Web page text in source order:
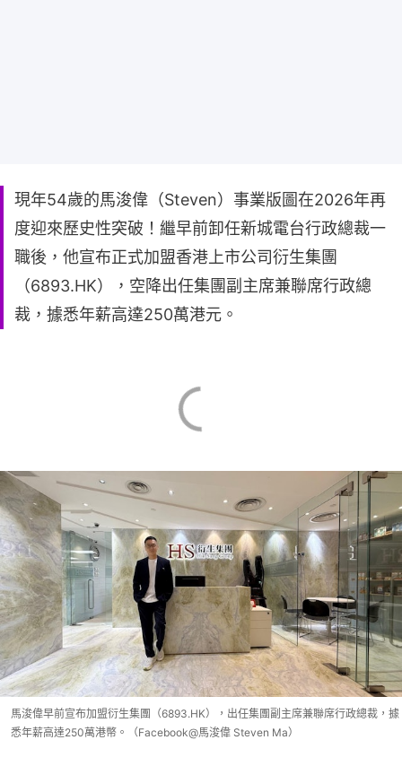
現年54歲的馬浚偉（Steven）事業版圖在2026年再
度迎來歷史性突破！繼早前卸任新城電台行政總裁一
職後，他宣布正式加盟香港上市公司衍生集團
（6893.HK），空降出任集團副主席兼聯席行政總
裁，據悉年薪高達250萬港元。
馬浚偉早前宣布加盟衍生集團（6893.HK），出任集團副主席兼聯席行政總裁，據
悉年薪高達250萬港幣。（Facebook@馬浚偉 Steven Ma）